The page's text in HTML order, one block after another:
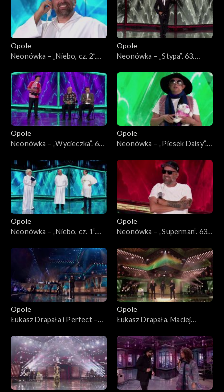
Opole
Neonówka – „Niebo, cz. 2”.
Neo-Nówka
Opole
Neonówka – „Stypa”. 63.
Nówka
Opole
Neonówka – „Wycieczka”. 63.
Nówka
Opole
Neonówka – „Piesek Daisy”.
Neo-Nówka
Opole
Neonówka – „Niebo, cz. 1”.
Neo-Nówka
Opole
Neonówka – „Superman”. 63.
Nówka
Opole
Łukasz Drapała i Perfect –
Koncert „Autobiografia.
Jubileusz Bogdana Olewicza”
Opole
Łukasz Drapała, Maciej
– „Autobiografia”. 63. KFPP:
Koncert „Autobiografia.
Jubileusz Bogdana Olewicza”